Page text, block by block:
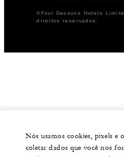
©Four Seasons Hotels
direitos reservados.
Nós usamos cookies, pixels e
coletar dados que você nos